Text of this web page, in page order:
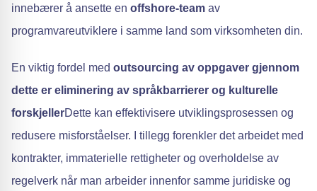
innebærer å ansette en offshore-team av
programvareutviklere i samme land som virksomheten din.
En viktig fordel med outsourcing av oppgaver gjennom
dette er eliminering av språkbarrierer og kulturelle
forskjellerDette kan effektivisere utviklingsprosessen og
redusere misforståelser. I tillegg forenkler det arbeidet med
kontrakter, immaterielle rettigheter og overholdelse av
regelverk når man arbeider innenfor samme juridiske og